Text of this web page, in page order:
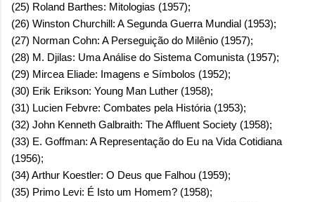
(25) Roland Barthes: Mitologias (1957);
(26) Winston Churchill: A Segunda Guerra Mundial (1953);
(27) Norman Cohn: A Perseguição do Milênio (1957);
(28) M. Djilas: Uma Análise do Sistema Comunista (1957);
(29) Mircea Eliade: Imagens e Símbolos (1952);
(30) Erik Erikson: Young Man Luther (1958);
(31) Lucien Febvre: Combates pela História (1953);
(32) John Kenneth Galbraith: The Affluent Society (1958);
(33) E. Goffman: A Representação do Eu na Vida Cotidiana
(1956);
(34) Arthur Koestler: O Deus que Falhou (1959);
(35) Primo Levi: É Isto um Homem? (1958);